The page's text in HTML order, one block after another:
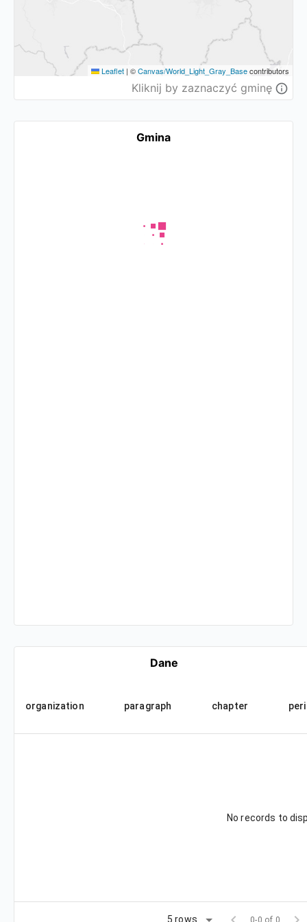
Leaflet | ©Canvas/World_Light_Gray_Basecontributors
Kliknij by zaznaczyć gminę
Gmina
Dane
organization paragraph chapter
No records to
5 rows 0-0 of 0